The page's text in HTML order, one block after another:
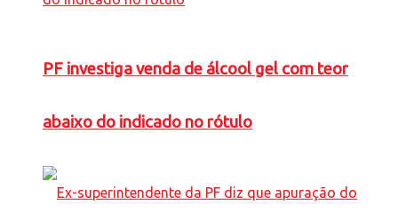
PF investiga venda de álcool gel com teor
abaixo do indicado no rótulo